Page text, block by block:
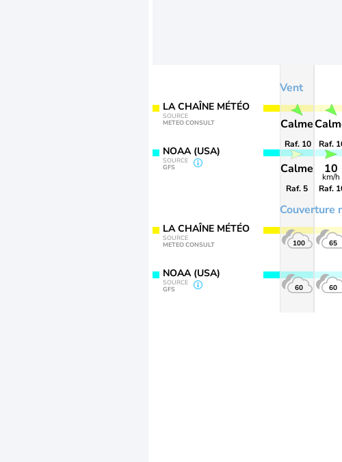
LA CHAÎNE MÉTÉO
SOURCE
METEO CONSULT
NOAA (USA)
SOURCE
GFS
LA CHAÎNE MÉTÉO
SOURCE
METEO CONSULT
NOAA (USA)
SOURCE
GFS
Vent
Couverture
Calme
Raf. 10
Calme
Raf. 5
100
60
Raf.
10
km/h
Raf.
65
60